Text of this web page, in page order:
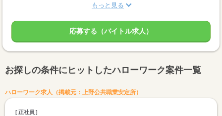
もっと見る
応募する（バイトル求人）
お探しの条件にヒットしたハローワーク案件一覧
ハローワーク求人（掲載元：上野公共職業安定所）
正社員